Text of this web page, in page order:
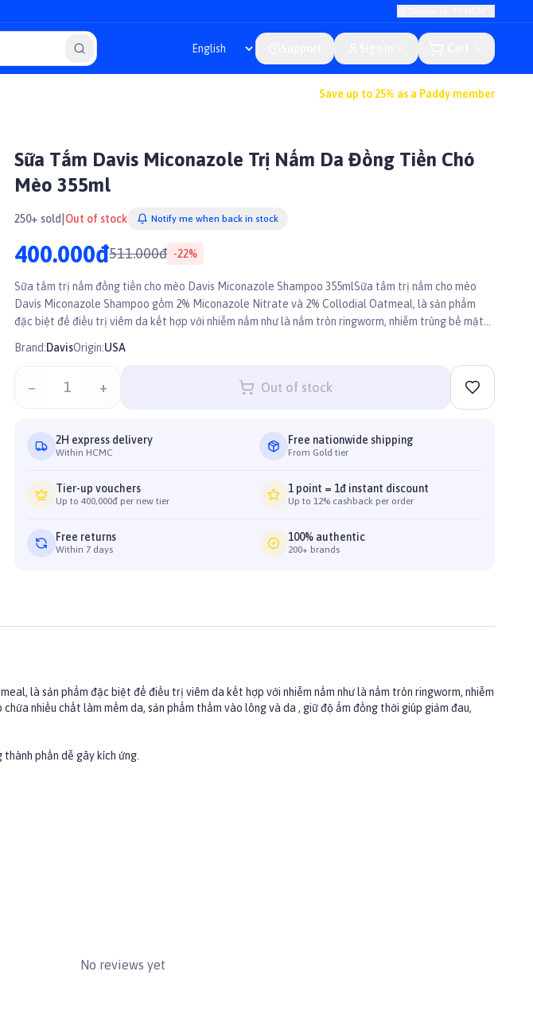
Save up to 25% as a Paddy member
Sữa Tắm Davis Miconazole Trị Nấm Da Đồng Tiền Chó
Mèo 355ml
250+ sold Out of stock Notify me when back in stock
400.000đ511.000đ -22%
Sữa tắm trị nấm đồng tiền cho mèo Davis Miconazole Shampoo 355mlSữa tắm trị nấm cho mèo
Davis Miconazole Shampoo gồm 2% Miconazole Nitrate và 2% Collodial Oatmeal, là sản phẩm
đặc biệt để điều trị viêm da kết hợp với nhiễm nấm như là nấm tròn ringworm, nhiễm trùng bề mặt
Brand:DavisOrigin:USA
− 1 + Out of stock
2H express delivery
Within HCMC
Free nationwide shipping
From Gold tier
Tier-up vouchers
Up to 400,000đ per new tier
1 point = 1đ instant discount
Up to 12% cashback per order
Free returns
Within 7 days
100% authentic
200+ brands
là sản phẩm đặc biệt để điều trị viêm da kết hợp với nhiễm nấm như là nấm tròn ringworm, nhiễm
nhiều chất làm mềm da, sản phẩm thấm vào lông và da , giữ độ ẩm đồng thời giúp giảm đau,
phần dễ gây kích ứng.
10 phút. Để tránh nuốt phải, giữ không cho chó, mèo quay đầu liếm trong khi tắm.
No reviews yet